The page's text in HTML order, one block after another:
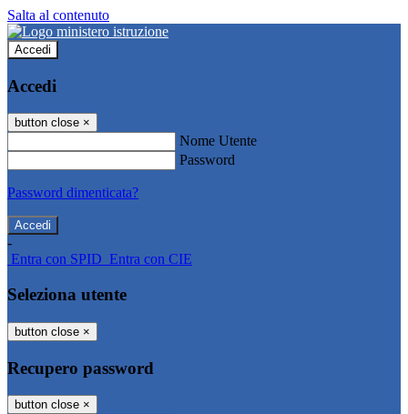
Salta al contenuto
Accedi
Accedi
button close ×
Nome Utente
Password
Password dimenticata?
-
Entra con SPID Entra con CIE
Seleziona utente
button close ×
Recupero password
button close ×